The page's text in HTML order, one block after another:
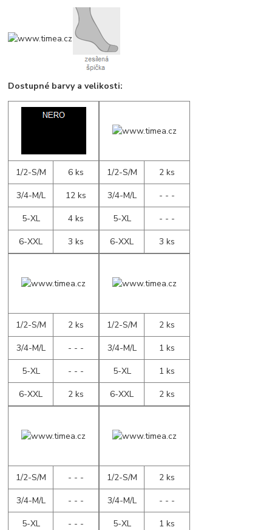
Dostupné barvy a velikosti:
1/2-S/M
6 ks
3/4-M/L
12 ks
5-XL
4 ks
6-XXL
3 ks
1/2-S/M
2 ks
3/4-M/L
- - -
5-XL
- - -
6-XXL
3 ks
1/2-S/M
2 ks
3/4-M/L
- - -
5-XL
- - -
6-XXL
2 ks
1/2-S/M
2 ks
3/4-M/L
1 ks
5-XL
1 ks
6-XXL
2 ks
1/2-S/M
- - -
3/4-M/L
- - -
5-XL
- - -
1/2-S/M
2 ks
3/4-M/L
- - -
5-XL
1 ks